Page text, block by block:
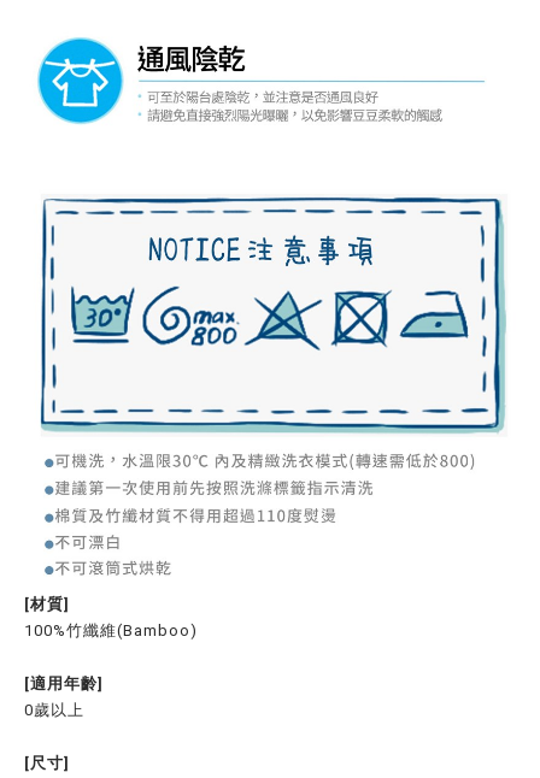
[材質]
100%竹纖維(Bamboo)
[適用年齡]
0歲以上
[尺寸]